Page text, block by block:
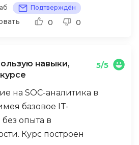
впечатлил модуль
где в рамках
восстановить удаленные
данные и найти скрытые
пространстве.
теперь
провожу компьютерно-
сетевого трафика и
данных с поврежденных
важны при
мошенничеств. Курс дал
которая высоко
Подтверждён
0 0
навыки,
5/5
на SOC-аналитика в
базовое IT-
опыта в
Курс построен